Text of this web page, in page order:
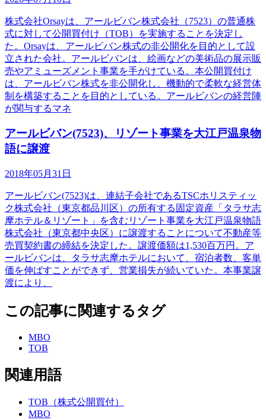
株式会社Orsayは、アールビバン株式会社（7523）の普通株
式に対して公開買付け（TOB）を実施することを決定し
た。Orsayは、アールビバン株式の非公開化を目的として設
立された会社。アールビバンは、絵画などの美術品の展示販
売やアミューズメント事業を手がけている。本公開買付け
は、アールビバン株式を非公開化し、機動的で柔軟な経営体
制を構築することを目的としている。アールビバンの経営陣
が関与するマネ
アールビバン(7523)、リゾート事業を大江戸温泉物
語に譲渡
2018年05月31日
アールビバン(7523)は、連結子会社であるTSCホリスティッ
ク株式会社（東京都品川区）の所有する固定資産「タラサ志
摩ホテル＆リゾート」を含むリゾート事業を大江戸温泉物語
株式会社（東京都中央区）に譲渡することについて不動産等
売買契約書の締結を決定した。譲渡価額は1,530百万円。ア
ールビバンは、タラサ志摩ホテルにおいて、宿泊者数、客単
価を伸ばすことができず、営業損失が続いていた。本事業譲
渡により、
この記事に関連するタグ
MBO
TOB
関連用語
TOB（株式公開買付）
MBO